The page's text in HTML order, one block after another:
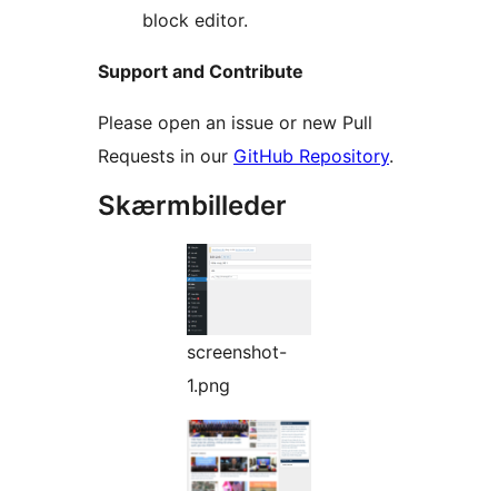
block editor.
Support and Contribute
Please open an issue or new Pull
Requests in our GitHub Repository.
Skærmbilleder
screenshot-
1.png